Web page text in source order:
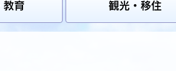
教育 観光・移住